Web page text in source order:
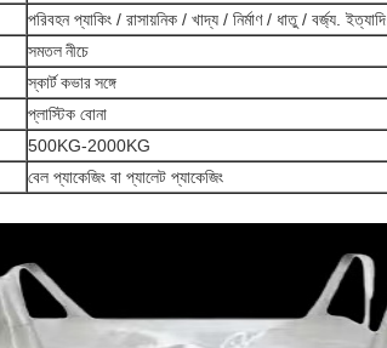
পরিবহন প্যাকিং / রাসায়নিক / খাদ্য / নির্মাণ / ধাতু / বর্জ্য. ইত্যাদি
সমতল নীচে
স্কার্ট কভার সঙ্গে
প্লাস্টিক বোনা
500KG-2000KG
বেল প্যাকেজিং বা প্যালেট প্যাকেজিং